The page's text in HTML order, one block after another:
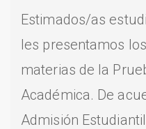
Estimados/as
les presentamos
materias de la
Académica. De
Admisión